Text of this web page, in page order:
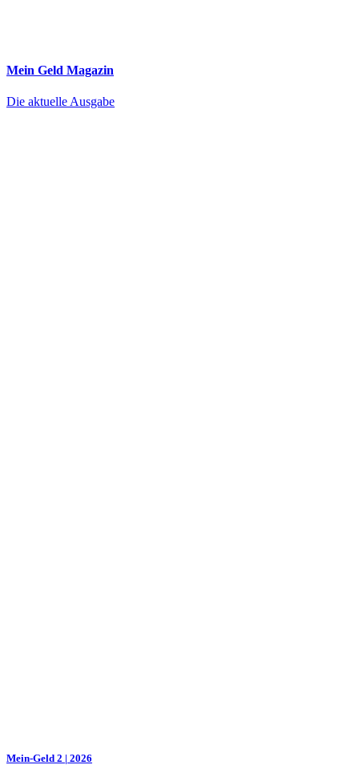
Mein Geld Magazin
Die aktuelle Ausgabe
Mein-Geld 2 | 2026